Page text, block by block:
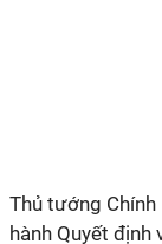
Thủ tướng Chính
hành Quyết định